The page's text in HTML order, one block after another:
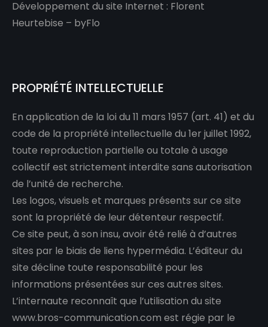
Développement du site Internet : Florent
Heurtebise – byFlo
PROPRIÉTÉ INTELLECTUELLE
En application de la loi du 11 mars 1957 (art. 41) et du
code de la propriété intellectuelle du 1er juillet 1992,
toute reproduction partielle ou totale à usage
collectif est strictement interdite sans autorisation
de l’unité de recherche.
Les logos, visuels et marques présents sur ce site
sont la propriété de leur détenteur respectif.
Ce site peut, à son insu, avoir été relié à d’autres
sites par le biais de liens hypermédia. L’éditeur du
site décline toute responsabilité pour les
informations présentées sur ces autres sites.
L’internaute reconnaît que l’utilisation du site
www.bros-communication.com est régie par le